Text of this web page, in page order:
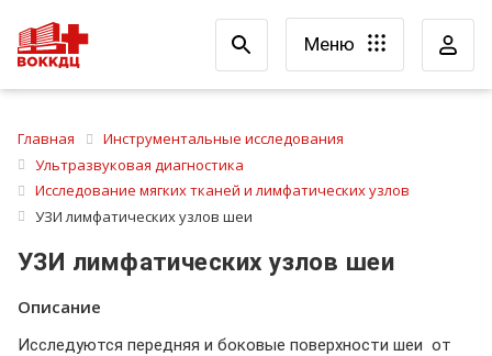
Меню
Главная
Инструментальные исследования
Ультразвуковая диагностика
Исследование мягких тканей и лимфатических узлов
УЗИ лимфатических узлов шеи
УЗИ лимфатических узлов шеи
Описание
Исследуются передняя и боковые поверхности шеи от